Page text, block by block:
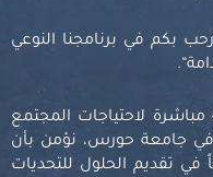
بكم في برنامجنا النوعي
“.
مباشرة لاحتياجات المجتمع
في جامعة حورس، نؤمن بأن
تقديم الحلول للتحديات